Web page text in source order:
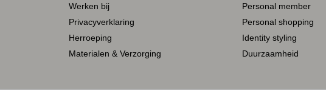
Werken bij
Privacyverklaring
Herroeping
Materialen & Verzorging
Personal member
Personal shopping
Identity styling
Duurzaamheid